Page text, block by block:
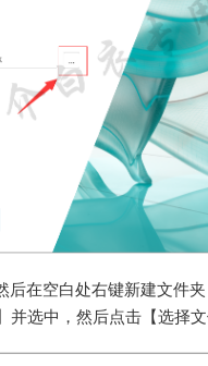
后在空白处右键新建文件
并选中，然后点击【选择文